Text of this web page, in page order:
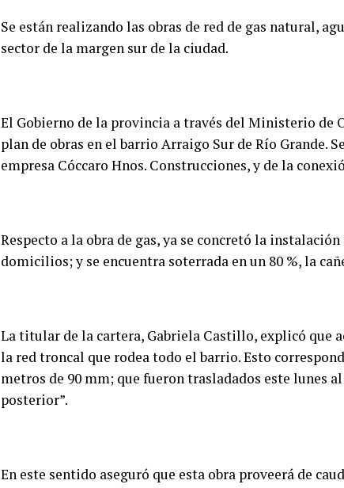
Se están realizando las obras de red de gas natural,
sector de la margen sur de la ciudad.
El Gobierno de la provincia a través del Ministerio de
plan de obras en el barrio Arraigo Sur de Río Grande.
empresa Cóccaro Hnos. Construcciones, y de la
Respecto a la obra de gas, ya se concretó la
domicilios; y se encuentra soterrada en un 80 %, la
La titular de la cartera, Gabriela Castillo, explicó que
la red troncal que rodea todo el barrio. Esto
metros de 90 mm; que fueron trasladados este lunes
posterior”.
En este sentido aseguró que esta obra proveerá de